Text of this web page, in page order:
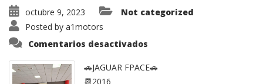
octubre 9, 2023
Not categorized
Posted by a1motors
Comentarios desactivados
Pace
3.0d
🚗JAGUAR FPACE🚗
📆2016